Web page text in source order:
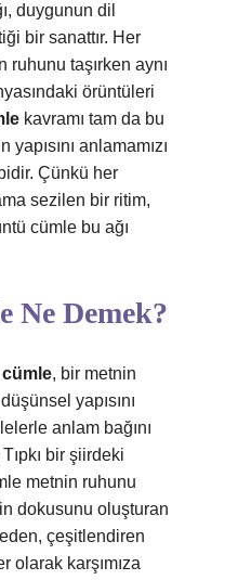
duygunun dil
bir sanattır. Her
ruhunu taşırken aynı
örüntüleri
kavramı tam da bu
anlamamızı
Çünkü her
sezilen bir ritim,
cümle bu ağı
Ne Demek?
, bir metnin
yapısını
anlam bağını
bir şiirdeki
metnin ruhunu
dokusunu oluşturan
çeşitlendiren
olarak karşımıza